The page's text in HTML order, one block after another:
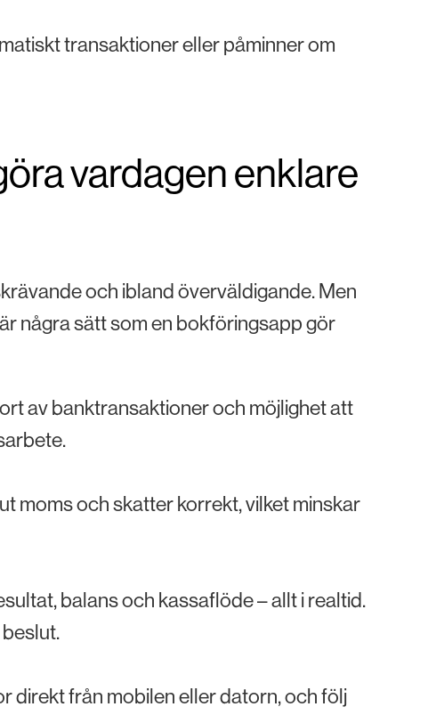
transaktioner eller påminner om
vardagen enklare
och ibland överväldigande. Men
några sätt som en bokföringsapp gör
av banktransaktioner och möjlighet att
moms och skatter korrekt, vilket minskar
balans och kassaflöde – allt i realtid.
direkt från mobilen eller datorn, och följ